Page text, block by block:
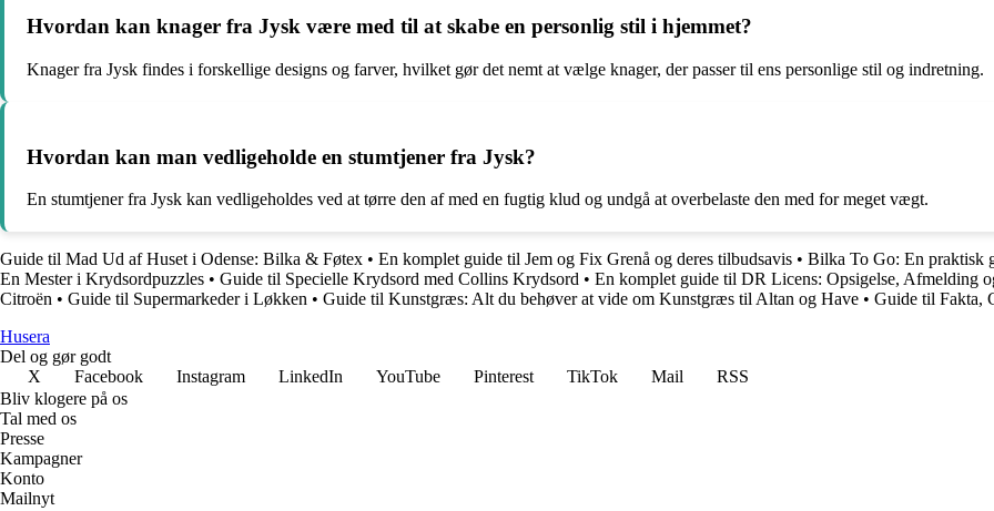
Hvordan kan knager fra Jysk være med til at skabe en personlig stil i hjemmet?
Knager fra Jysk findes i forskellige designs og farver, hvilket gør det nemt at vælge knager, der passer til ens personlige stil og indretning.
Hvordan kan man vedligeholde en stumtjener fra Jysk?
En stumtjener fra Jysk kan vedligeholdes ved at tørre den af med en fugtig klud og undgå at overbelaste den med for meget vægt.
Guide til Mad Ud af Huset i Odense: Bilka & Føtex • En komplet guide til Jem og Fix Grenå og deres tilbudsavis • Bilka To Go: En praktisk
En Mester i Krydsordpuzzles • Guide til Specielle Krydsord med Collins Krydsord • En komplet guide til DR Licens: Opsigelse, Afmelding
Citroën • Guide til Supermarkeder i Løkken • Guide til Kunstgræs: Alt du behøver at vide om Kunstgræs til Altan og Have • Guide til Fakta,
Husera
Del og gør godt
X
Facebook Instagram LinkedIn YouTube Pinterest TikTok Mail
RSS
Bliv klogere på os
Tal med os
Presse
Kampagner
Konto
Mailnyt